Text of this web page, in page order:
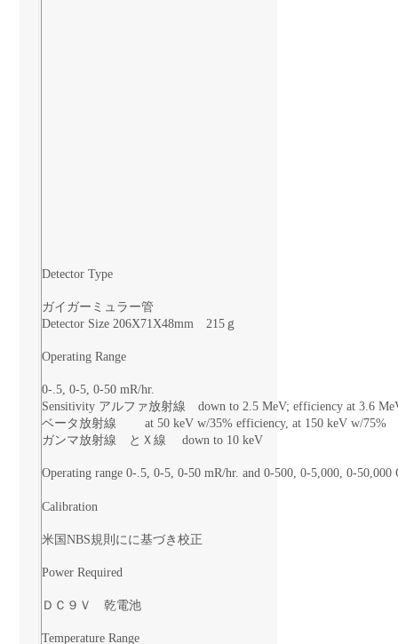
Detector Type
ガイガーミュラー管
Detector Size 206X71X48mm 215ｇ
Operating Range
0-.5, 0-5, 0-50 mR/hr.
Sensitivity アルファ放射線 down to 2.5 MeV; efficiency at 3.6
ベータ放射線 at 50 keV w/35% efficiency, at 150 keV w/75%
ガンマ放射線 とＸ線 down to 10 keV
Operating range 0-.5, 0-5, 0-50 mR/hr. and 0-500, 0-5,000, 0-50,000
Calibration
米国NBS規則にに基づき校正
Power Required
ＤＣ９Ｖ 乾電池
Temperature Range